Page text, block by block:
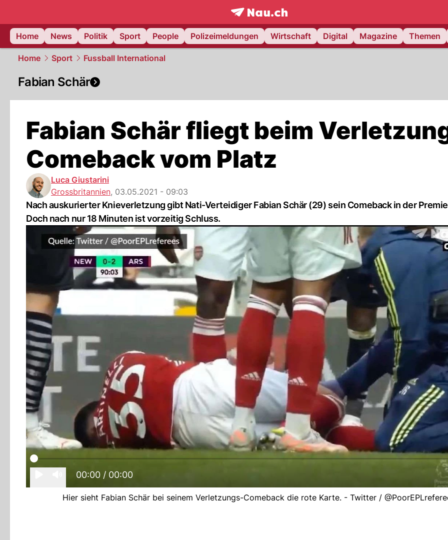
frontpage.NAU.ch
Home
News Politik Sport People Polizeimeldungen Wirtschaft Digital Magazine Themen
Home Sport Fussball International
Fabian Schär
Fabian Schär fliegt beim
Comeback vom Platz
Luca Giustarini
Grossbritannien, 03.05.2021 - 09:03
Nach auskurierter Knieverletzung gibt Nati-Verteidiger Fabian Schär (29) sein Comeback in der
Doch nach nur 18 Minuten ist vorzeitig Schluss.
00:00 / 00:00
Hier sieht Fabian Schär bei seinem Verletzungs-Comeback die rote Karte. - Twitter /